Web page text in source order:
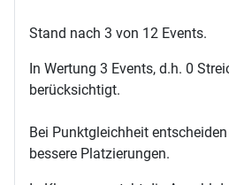
Stand nach 3 von 12 Events.
In Wertung 3 Events, d.h. 0
berücksichtigt.
Bei Punktgleichheit
bessere Platzierungen.